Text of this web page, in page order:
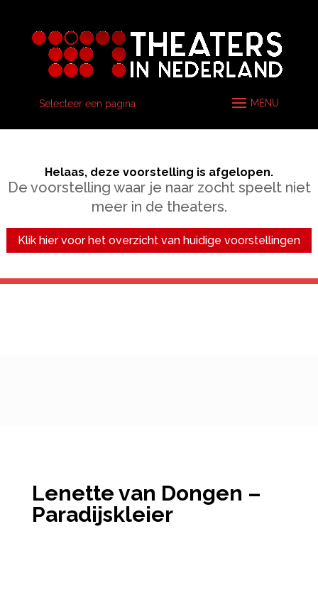
Selecteer een pagina
Helaas, deze voorstelling is afgelopen.
De voorstelling waar je naar zocht speelt niet
meer in de theaters.
Klik hier voor het overzicht van huidige voorstellingen
Lenette van Dongen –
Paradijskleier